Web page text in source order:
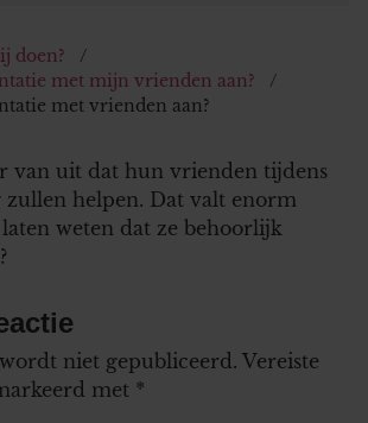
doen?
met mijn vrienden aan?
met vrienden aan?
van uit dat hun vrienden tijdens
helpen. Dat valt enorm
weten dat ze behoorlijk
niet gepubliceerd. Vereiste
met *